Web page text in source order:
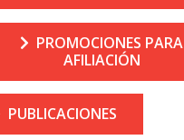
PROMOCIONES PARA
AFILIACIÓN
PUBLICACIONES